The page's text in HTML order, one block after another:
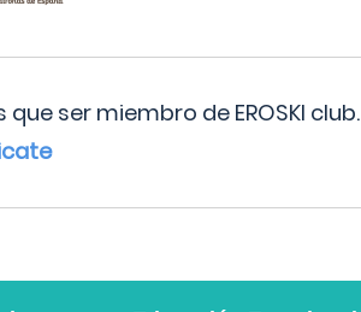
ser miembro de EROSKI club.